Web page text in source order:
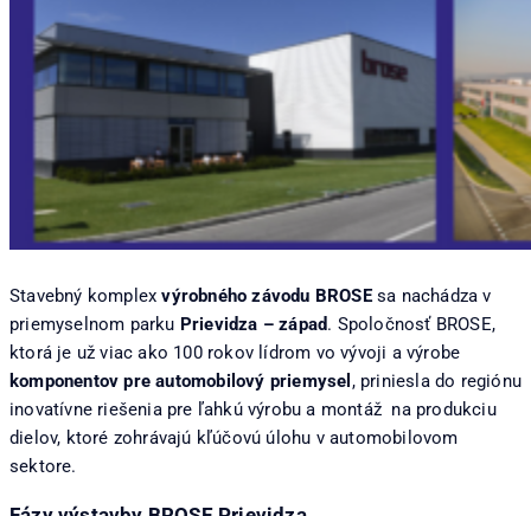
Stavebný komplexvýrobného závodu BROSEsa nachádza v
priemyselnom parku Prievidza – západ. Spoločnosť BROSE,
ktorá je už viac ako 100 rokov lídrom vo vývoji a výrobe
komponentov pre automobilový priemysel , priniesla do regiónu
inovatívne riešenia pre ľahkú výrobu a montáž na produkciu
dielov, ktoré zohrávajú kľúčovú úlohu v automobilovom
sektore.